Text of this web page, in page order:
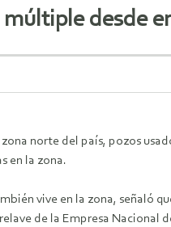
desde
norte del país, pozos
en la zona.
vive en la zona, señaló
de la Empresa Nacional